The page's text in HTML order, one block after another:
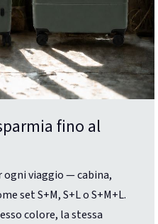
fino al
viaggio — cabina,
set S+M, S+L o S+M+L.
colore, la stessa